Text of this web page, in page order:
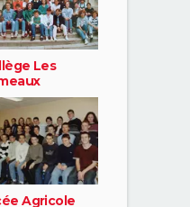
Les
Agricole